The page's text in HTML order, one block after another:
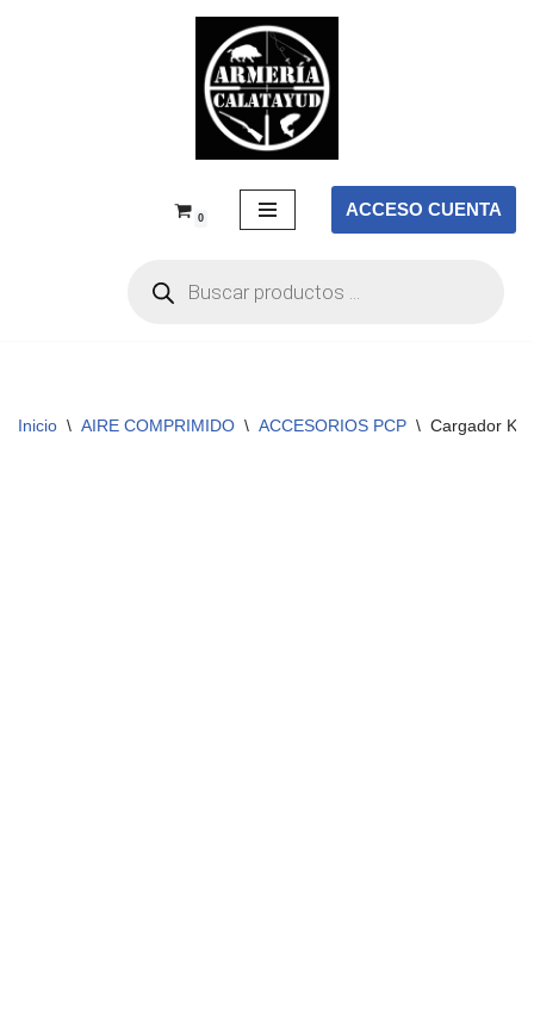
0 ACCESO CUENTA
Inicio \ AIRE COMPRIMIDO \ ACCESORIOS PCP \ Cargador